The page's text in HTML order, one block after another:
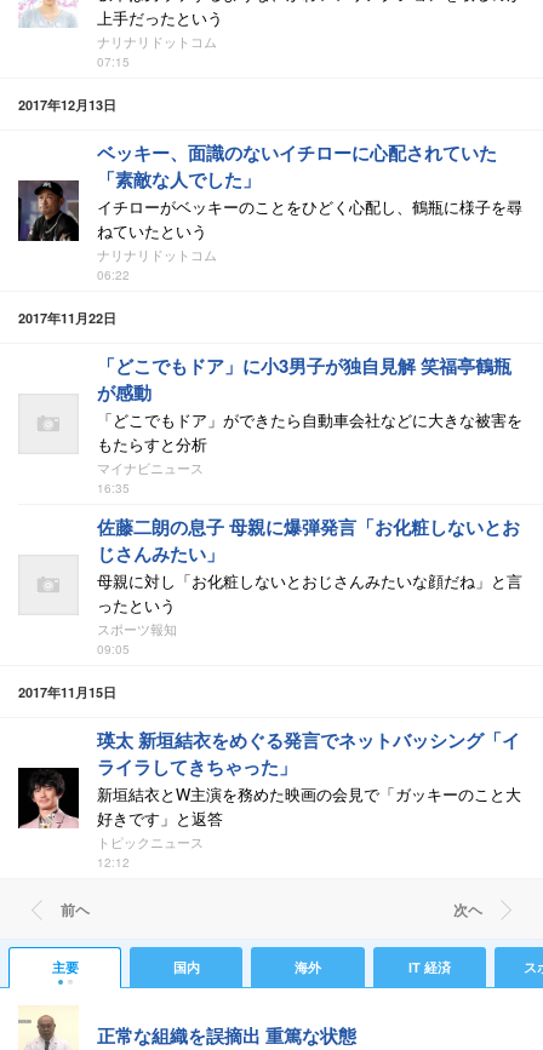
上手だったという
ナリナリドットコム
07:15
2017年12月13日
ベッキー、面識のないイチローに心配されていた
「素敵な人でした」
イチローがベッキーのことをひどく心配し、鶴瓶に様子を尋
ねていたという
ナリナリドットコム
06:22
2017年11月22日
「どこでもドア」に小3男子が独自見解 笑福亭鶴瓶
が感動
「どこでもドア」ができたら自動車会社などに大きな被害を
もたらすと分析
マイナビニュース
16:35
佐藤二朗の息子 母親に爆弾発言「お化粧しないとお
じさんみたい」
母親に対し「お化粧しないとおじさんみたいな顔だね」と言
ったという
スポーツ報知
09:05
2017年11月15日
瑛太 新垣結衣をめぐる発言でネットバッシング「イ
ライラしてきちゃった」
新垣結衣とW主演を務めた映画の会見で「ガッキーのこと大
好きです」と返答
トピックニュース
12:12
前ヘ 次ヘ
主要 国内 海外 IT 経済 ス
正常な組織を誤摘出 重篤な状態